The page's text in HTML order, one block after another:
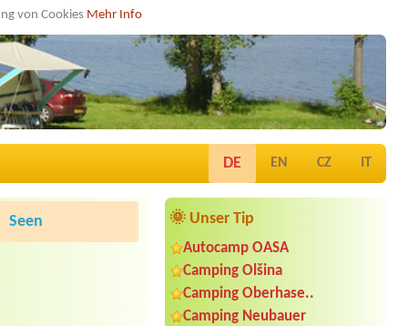
von Cookies Mehr Info
DE EN CZ IT
🌞 Unser Tip
Autocamp OASA
Camping Olšina
Camping Oberhase..
Camping Neubauer
Seen